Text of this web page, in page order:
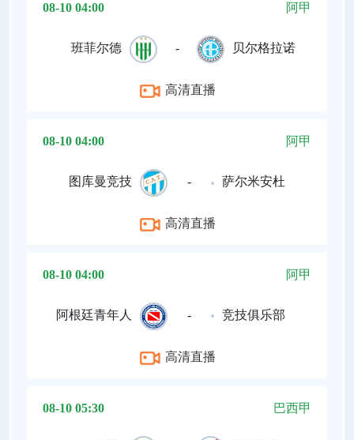
08-10 04:00 阿甲
班菲尔德 - 贝尔格拉诺
高清直播
08-10 04:00 阿甲
图库曼竞技 - 萨尔米安杜
高清直播
08-10 04:00 阿甲
阿根廷青年人 - 竞技俱乐部
高清直播
08-10 05:30 巴西甲